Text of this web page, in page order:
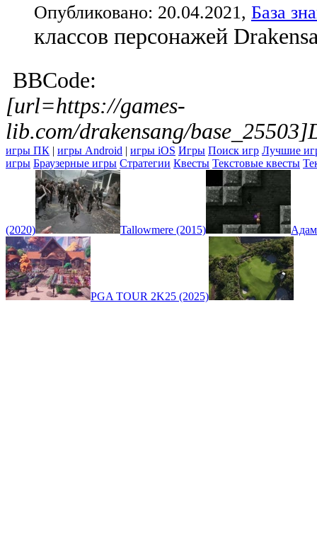
Опубликовано: 20.04.2021, База
классов персонажей
BBCode:
[url=https://games-
lib.com/drakensang/
игры ПК | игры Android | игры iOS Игры Поиск игр Лучшие
игры Браузерные игры Стратегии Квесты Текстовые квесты
(2020) Tallowmere (2015)
PGA TOUR 2K25 (2025)